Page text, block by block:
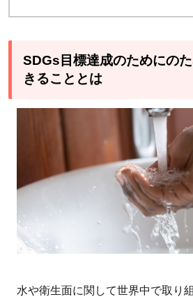
SDGs目標達成のためにの
きることとは
水や衛生面に関して世界中で取り